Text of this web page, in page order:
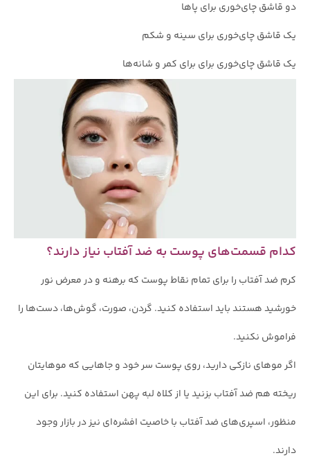
دو قاشق چای‌خوری برای پاها
یک قاشق چای‌خوری برای سینه و شکم
یک قاشق چای‌خوری برای برای کمر و شانه‌ها
کدام قسمت‌های پوست به ضد آفتاب نیاز دارند؟
کرم ضد آفتاب را برای تمام نقاط پوست که برهنه و در معرض نور
خورشید هستند باید استفاده کنید. گردن، صورت، گوش‌ها، دست‌ها را
فراموش نکنید.
اگر موهای نازکی دارید، روی پوست سر خود و جاهایی که موهایتان
ریخته هم ضد آفتاب بزنید یا از کلاه لبه پهن استفاده کنید. برای این
منظور، اسپری‌های ضد آفتاب با خاصیت افشره‌ای نیز در بازار وجود
دارند.